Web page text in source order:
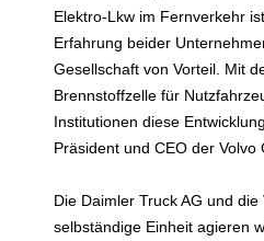
Elektro-Lkw im Fernverkehr
Erfahrung beider
Gesellschaft von Vorteil. Mit
Brennstoffzelle für
Institutionen diese
Präsident und CEO der Volvo
Die Daimler Truck AG und
selbständige Einheit agieren